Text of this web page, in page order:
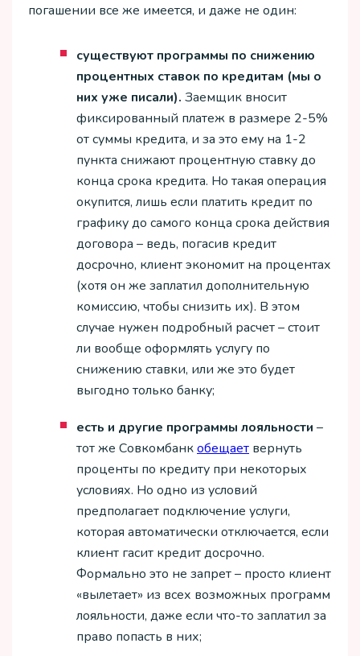
погашении все же имеется, и даже не один:
существуют программы по снижению
процентных ставок по кредитам (мы о
них уже писали). Заемщик вносит
фиксированный платеж в размере 2-5%
от суммы кредита, и за это ему на 1-2
пункта снижают процентную ставку до
конца срока кредита. Но такая операция
окупится, лишь если платить кредит по
графику до самого конца срока действия
договора – ведь, погасив кредит
досрочно, клиент экономит на процентах
(хотя он же заплатил дополнительную
комиссию, чтобы снизить их). В этом
случае нужен подробный расчет – стоит
ли вообще оформлять услугу по
снижению ставки, или же это будет
выгодно только банку;
есть и другие программы лояльности –
тот же Совкомбанкобещает вернуть
проценты по кредиту при некоторых
условиях. Но одно из условий
предполагает подключение услуги,
которая автоматически отключается, если
клиент гасит кредит досрочно.
Формально это не запрет – просто клиент
«вылетает» из всех возможных программ
лояльности, даже если что-то заплатил за
право попасть в них;